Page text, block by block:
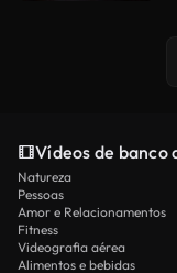
Vídeos de banco
Natureza
Pessoas
Amor e Relacionamentos
Fitness
Videografia aérea
Alimentos e bebidas